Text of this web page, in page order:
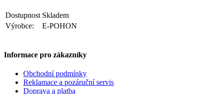
Dostupnost Skladem
Výrobce:
E-POHON
Informace pro zákazníky
Obchodní podmínky
Reklamace a pozáruční servis
Doprava a platba